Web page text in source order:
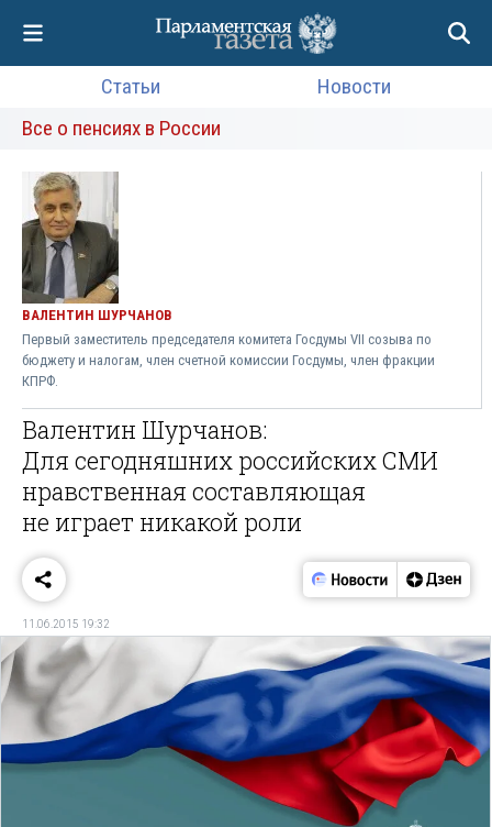
Статьи
Новости
Все о пенсиях в России
ВАЛЕНТИН ШУРЧАНОВ
Первый заместитель председателя комитета Госдумы VII созыва по
бюджету и налогам, член счетной комиссии Госдумы, член фракции
КПРФ.
Валентин Шурчанов:
Для сегодняшних российских СМИ
нравственная составляющая
не играет никакой роли
11.06.2015 19:32